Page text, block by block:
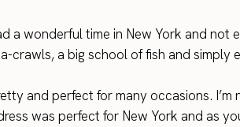
a wonderful time in New York and not
crawls, a big school of fish and simply
and perfect for many occasions. I’m
was perfect for New York and as